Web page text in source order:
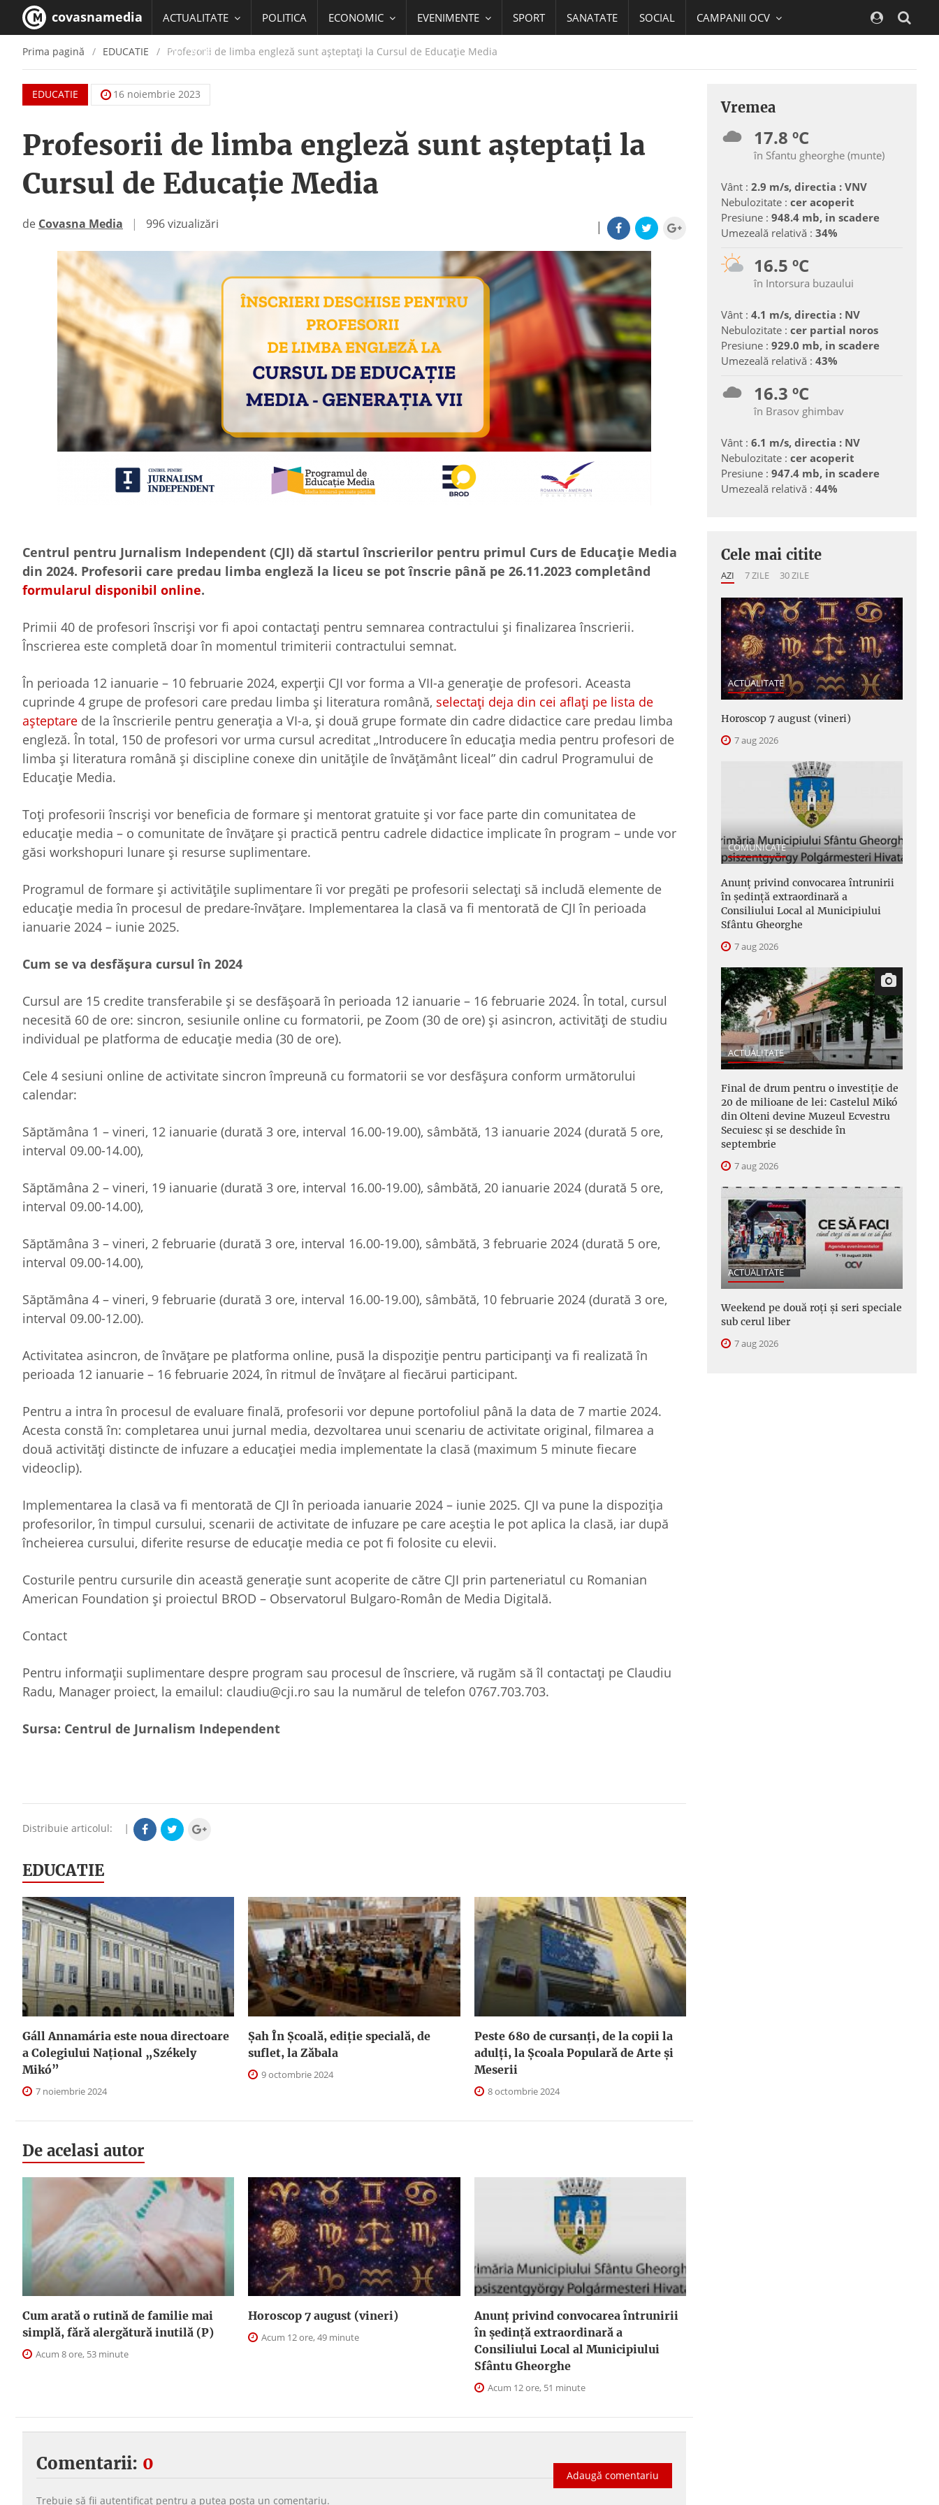
covasnamedia ACTUALITATE POLITICA ECONOMIC EVENIMENTE SPORT SANATATE SOCIAL CAMPANII OCV
EDUCATIE
Prima pagină EDUCATIE Profesorii de limba engleză sunt așteptați la Cursul de Educație Media
EDUCATIE 16 noiembrie 2023
Profesorii de limba engleză sunt așteptați la
Cursul de Educație Media
|
de Covasna Media | 996 vizualizări
Centrul pentru Jurnalism Independent (CJI) dă startul înscrierilor pentru primul Curs de Educație Media
din 2024. Profesorii care predau limba engleză la liceu se pot înscrie până pe 26.11.2023 completând
formularul disponibil online.
Primii 40 de profesori înscriși vor fi apoi contactați pentru semnarea contractului și finalizarea înscrierii.
Înscrierea este completă doar în momentul trimiterii contractului semnat.
În perioada 12 ianuarie – 10 februarie 2024, experții CJI vor forma a VII-a generație de profesori. Aceasta
cuprinde 4 grupe de profesori care predau limba și literatura română, selectați deja din cei aflați pe lista de
așteptare de la înscrierile pentru generația a VI-a, și două grupe formate din cadre didactice care predau limba
engleză. În total, 150 de profesori vor urma cursul acreditat „Introducere în educația media pentru profesori de
limba și literatura română și discipline conexe din unitățile de învățământ liceal” din cadrul Programului de
Educație Media.
Toți profesorii înscriși vor beneficia de formare și mentorat gratuite și vor face parte din comunitatea de
educație media – o comunitate de învățare și practică pentru cadrele didactice implicate în program – unde vor
găsi workshopuri lunare și resurse suplimentare.
Programul de formare și activitățile suplimentare îi vor pregăti pe profesorii selectați să includă elemente de
educație media în procesul de predare-învățare. Implementarea la clasă va fi mentorată de CJI în perioada
ianuarie 2024 – iunie 2025.
Cum se va desfășura cursul în 2024
Cursul are 15 credite transferabile și se desfășoară în perioada 12 ianuarie – 16 februarie 2024. În total, cursul
necesită 60 de ore: sincron, sesiunile online cu formatorii, pe Zoom (30 de ore) și asincron, activități de studiu
individual pe platforma de educație media (30 de ore).
Cele 4 sesiuni online de activitate sincron împreună cu formatorii se vor desfășura conform următorului
calendar:
Săptămâna 1 – vineri, 12 ianuarie (durată 3 ore, interval 16.00-19.00), sâmbătă, 13 ianuarie 2024 (durată 5 ore,
interval 09.00-14.00),
Săptămâna 2 – vineri, 19 ianuarie (durată 3 ore, interval 16.00-19.00), sâmbătă, 20 ianuarie 2024 (durată 5 ore,
interval 09.00-14.00),
Săptămâna 3 – vineri, 2 februarie (durată 3 ore, interval 16.00-19.00), sâmbătă, 3 februarie 2024 (durată 5 ore,
interval 09.00-14.00),
Săptămâna 4 – vineri, 9 februarie (durată 3 ore, interval 16.00-19.00), sâmbătă, 10 februarie 2024 (durată 3 ore,
interval 09.00-12.00).
Activitatea asincron, de învățare pe platforma online, pusă la dispoziție pentru participanți va fi realizată în
perioada 12 ianuarie – 16 februarie 2024, în ritmul de învățare al fiecărui participant.
Pentru a intra în procesul de evaluare finală, profesorii vor depune portofoliul până la data de 7 martie 2024.
Acesta constă în: completarea unui jurnal media, dezvoltarea unui scenariu de activitate original, filmarea a
două activități distincte de infuzare a educației media implementate la clasă (maximum 5 minute fiecare
videoclip).
Implementarea la clasă va fi mentorată de CJI în perioada ianuarie 2024 – iunie 2025. CJI va pune la dispoziția
profesorilor, în timpul cursului, scenarii de activitate de infuzare pe care aceștia le pot aplica la clasă, iar după
încheierea cursului, diferite resurse de educație media ce pot fi folosite cu elevii.
Costurile pentru cursurile din această generație sunt acoperite de către CJI prin parteneriatul cu Romanian
American Foundation și proiectul BROD – Observatorul Bulgaro-Român de Media Digitală.
Contact
Pentru informații suplimentare despre program sau procesul de înscriere, vă rugăm să îl contactați pe Claudiu
Radu, Manager proiect, la emailul: claudiu@cji.ro sau la numărul de telefon 0767.703.703.
Sursa: Centrul de Jurnalism Independent
Distribuie articolul: |
EDUCATIE
Gáll Annamária este noua directoare
a Colegiului Național „Székely
Mikó”
7 noiembrie 2024
Șah În Școală, ediție specială, de
suflet, la Zăbala
9 octombrie 2024
Peste 680 de cursanți, de la copii la
adulți, la Școala Populară de Arte și
Meserii
8 octombrie 2024
De acelasi autor
Cum arată o rutină de familie mai
simplă, fără alergătură inutilă (P)
Acum 8 ore, 53 minute
Horoscop 7 august (vineri)
Acum 12 ore, 49 minute
Anunţ privind convocarea întrunirii
în şedinţă extraordinară a
Consiliului Local al Municipiului
Sfântu Gheorghe
Acum 12 ore, 51 minute
Comentarii: 0
Adaugă comentariu
Trebuie să fii autentificat pentru a putea posta un comentariu.
Vremea
17.8 ºC
în Sfantu gheorghe (munte)
Vânt : 2.9 m/s, directia : VNV
Nebulozitate : cer acoperit
Presiune : 948.4 mb, in scadere
Umezeală relativă : 34%
16.5 ºC
în Intorsura buzaului
Vânt : 4.1 m/s, directia : NV
Nebulozitate : cer partial noros
Presiune : 929.0 mb, in scadere
Umezeală relativă : 43%
16.3 ºC
în Brasov ghimbav
Vânt : 6.1 m/s, directia : NV
Nebulozitate : cer acoperit
Presiune : 947.4 mb, in scadere
Umezeală relativă : 44%
Cele mai citite
AZI 7 ZILE 30 ZILE
ACTUALITATE
Horoscop 7 august (vineri)
7 aug 2026
COMUNICATE
Anunţ privind convocarea întrunirii
în şedinţă extraordinară a
Consiliului Local al Municipiului
Sfântu Gheorghe
7 aug 2026
ACTUALITATE
Final de drum pentru o investiție de
20 de milioane de lei: Castelul Mikó
din Olteni devine Muzeul Ecvestru
Secuiesc și se deschide în
septembrie
7 aug 2026
ACTUALITATE
Weekend pe două roți și seri speciale
sub cerul liber
7 aug 2026